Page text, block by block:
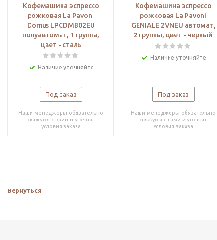
Кофемашина эспрессо
рожковая La Pavoni
Domus LPCDMB02EU
полуавтомат, 1 группа,
цвет - сталь
Наличие уточняйте
Под заказ
Наши менеджеры обязательно
свяжутся с вами и уточнят
условия заказа
Кофемашина эспрессо
рожковая La Pavoni
GENIALE 2VNEU автомат,
2 группы, цвет - черный
Наличие уточняйте
Под заказ
Наши менеджеры обязательно
свяжутся с вами и уточнят
условия заказа
Вернуться